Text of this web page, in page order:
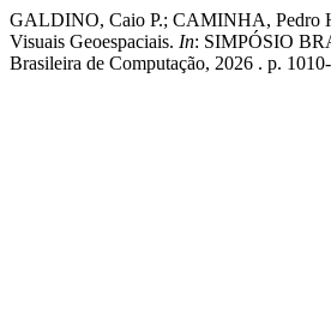
GALDINO, Caio P.; CAMINHA, Pedro
Visuais Geoespaciais. In: SIMPÓSIO
Brasileira de Computação, 2026 . p.